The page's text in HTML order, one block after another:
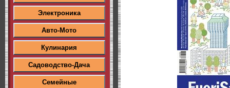
Электроника
Авто-Мото
Кулинария
Садоводство-Дача
Семейные